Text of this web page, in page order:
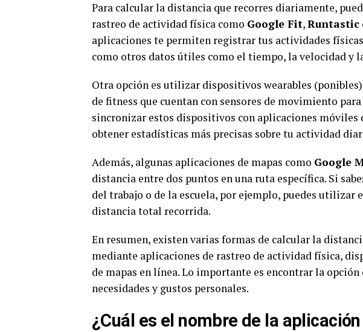
Para calcular la distancia que recorres diariamente,
rastreo de actividad física como Google Fit,Runtastic
aplicaciones te permiten registrar tus actividades
como otros datos útiles como el tiempo, la velocidad y
Otra opción es utilizar dispositivos wearables
de fitness que cuentan con sensores de movimiento
sincronizar estos dispositivos con aplicaciones móviles
obtener estadísticas más precisas sobre tu actividad
Además, algunas aplicaciones de mapas como Google
distancia entre dos puntos en una ruta específica. Si
del trabajo o de la escuela, por ejemplo, puedes utilizar
distancia total recorrida.
En resumen, existen varias formas de calcular la
mediante aplicaciones de rastreo de actividad física,
de mapas en línea. Lo importante es encontrar la opción
necesidades y gustos personales.
¿Cuál es el nombre de la